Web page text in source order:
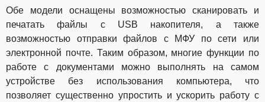
Обе модели оснащены возможностью сканировать и
печатать файлы с USB
накопителя, а также
возможностью отправки файлов с МФУ по сети или
электронной почте. Таким образом, многие функции по
работе с документами можно выполнять на самом
устройстве без использования компьютера, что
позволяет существенно упростить и ускорить работу с